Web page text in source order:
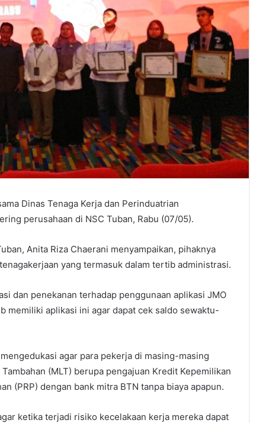
Dinas Tenaga Kerja dan Perinduatrian
perusahaan di NSC Tuban, Rabu (07/05).
Anita Riza Chaerani menyampaikan, pihaknya
yang termasuk dalam tertib administrasi.
dan penekanan terhadap penggunaan aplikasi JMO
memiliki aplikasi ini agar dapat cek saldo sewaktu-
agar para pekerja di masing-masing
(MLT) berupa pengajuan Kredit Kepemilikan
(PRP) dengan bank mitra BTN tanpa biaya apapun.
ketika terjadi risiko kecelakaan kerja mereka dapat